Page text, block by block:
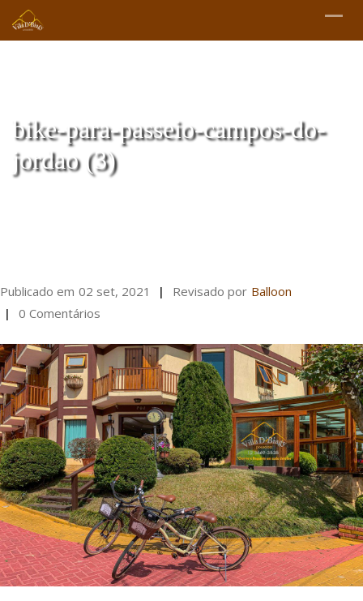
bike-para-passeio-campos-do-
jordao (3)
Publicado em 02 set, 2021 Revisado por Balloon
0 Comentários